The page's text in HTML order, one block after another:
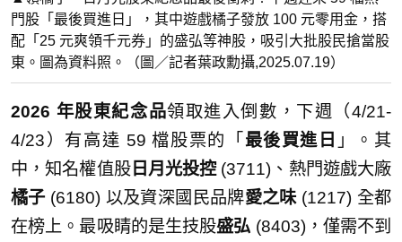
門股「最後買進日」，其中遊戲橘子發放 100 元零用金，搭
配「25 元爽領千元券」的盛弘等神股，吸引大批股民搶當股
東。圖為資料照。（圖／記者葉政勳攝,2025.07.19）
2026 年股東紀念品領取進入倒數，下週（4/21-
4/23）有高達 59 檔股票的「 最後買進日 」。其
中，知名權值股日月光投控(3711)、熱門遊戲大廠
橘子(6180) 以及資深國民品牌愛之味(1217) 全都
在榜上。最吸睛的是生技股盛弘 (8403)，僅需不到